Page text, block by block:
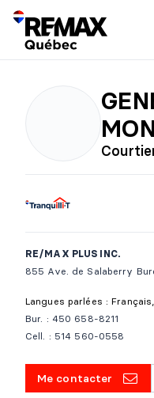
RE/MAX PLUS INC.
855 Ave. de Salaberry
Langues parlées :
Bur. : 450 658-8211
Cell. : 514 560-0558
Me contacter